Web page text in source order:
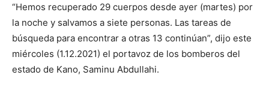
“Hemos recuperado 29 cuerpos desde ayer (martes) por
la noche y salvamos a siete personas. Las tareas de
búsqueda para encontrar a otras 13 continúan”, dijo este
miércoles (1.12.2021) el portavoz de los bomberos del
estado de Kano, Saminu Abdullahi.